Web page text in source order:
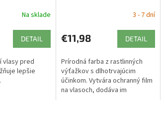
Na sklade
DETAIL
vlasy pred
lepšie
3 - 7 dní
€11,98 DETAIL
Prírodná farba z rastlinných
výťažkov s dlhotrvajúcim
účinkom. Vytvára ochranný film
na vlasoch, dodáva im